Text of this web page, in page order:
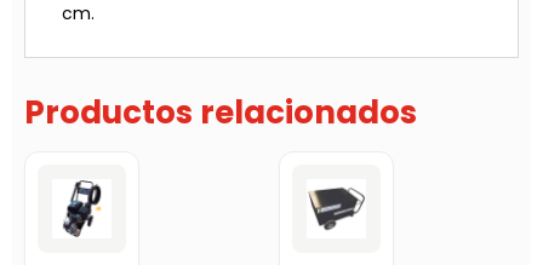
cm.
Productos relacionados